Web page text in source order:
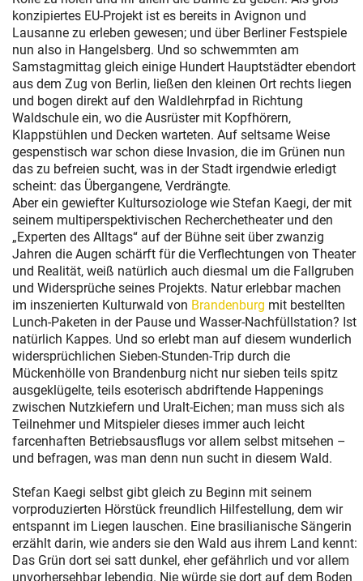
konzipiertes EU-Projekt ist es bereits in Avignon und
Lausanne zu erleben gewesen; und über Berliner Festspiele
nun also in Hangelsberg. Und so schwemmten am
Samstagmittag gleich einige Hundert Hauptstädter ebendort
aus dem Zug von Berlin, ließen den kleinen Ort rechts liegen
und bogen direkt auf den Waldlehrpfad in Richtung
Waldschule ein, wo die Ausrüster mit Kopfhörern,
Klappstühlen und Decken warteten. Auf seltsame Weise
gespenstisch war schon diese Invasion, die im Grünen nun
das zu befreien sucht, was in der Stadt irgendwie erledigt
scheint: das Übergangene, Verdrängte.
Aber ein gewiefter Kultursoziologe wie Stefan Kaegi, der mit
seinem multiperspektivischen Recherchetheater und den
„Experten des Alltags“ auf der Bühne seit über zwanzig
Jahren die Augen schärft für die Verflechtungen von Theater
und Realität, weiß natürlich auch diesmal um die Fallgruben
und Widersprüche seines Projekts. Natur erlebbar machen
im inszenierten Kulturwald von Brandenburg mit bestellten
Lunch-Paketen in der Pause und Wasser-Nachfüllstation? Ist
natürlich Kappes. Und so erlebt man auf diesem wunderlich
widersprüchlichen Sieben-Stunden-Trip durch die
Mückenhölle von Brandenburg nicht nur sieben teils spitz
ausgeklügelte, teils esoterisch abdriftende Happenings
zwischen Nutzkiefern und Uralt-Eichen; man muss sich als
Teilnehmer und Mitspieler dieses immer auch leicht
farcenhaften Betriebsausflugs vor allem selbst mitsehen –
und befragen, was man denn nun sucht in diesem Wald.
Stefan Kaegi selbst gibt gleich zu Beginn mit seinem
vorproduzierten Hörstück freundlich Hilfestellung, dem wir
entspannt im Liegen lauschen. Eine brasilianische Sängerin
erzählt darin, wie anders sie den Wald aus ihrem Land kennt:
Das Grün dort sei satt dunkel, eher gefährlich und vor allem
unvorhersehbar lebendig. Nie würde sie dort auf dem Boden